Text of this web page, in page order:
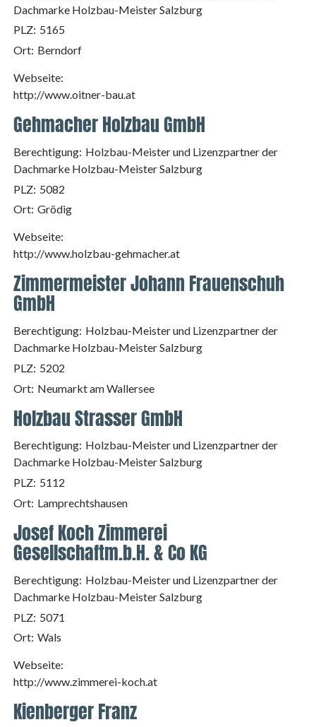
Dachmarke Holzbau-Meister Salzburg
PLZ: 5165
Ort: Berndorf
Webseite:
http://www.oitner-bau.at
Gehmacher Holzbau GmbH
Berechtigung: Holzbau-Meister und Lizenzpartner der
Dachmarke Holzbau-Meister Salzburg
PLZ: 5082
Ort: Grödig
Webseite:
http://www.holzbau-gehmacher.at
Zimmermeister Johann Frauenschuh
GmbH
Berechtigung: Holzbau-Meister und Lizenzpartner der
Dachmarke Holzbau-Meister Salzburg
PLZ: 5202
Ort: Neumarkt am Wallersee
Holzbau Strasser GmbH
Berechtigung: Holzbau-Meister und Lizenzpartner der
Dachmarke Holzbau-Meister Salzburg
PLZ: 5112
Ort: Lamprechtshausen
Josef Koch Zimmerei
Gesellschaftm.b.H. & Co KG
Berechtigung: Holzbau-Meister und Lizenzpartner der
Dachmarke Holzbau-Meister Salzburg
PLZ: 5071
Ort: Wals
Webseite:
http://www.zimmerei-koch.at
Kienberger Franz